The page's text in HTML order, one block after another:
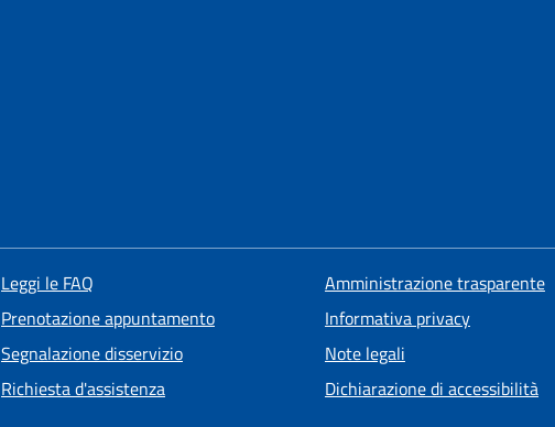
Leggi le FAQ
Prenotazione appuntamento
Segnalazione disservizio
Richiesta d'assistenza
Amministrazione trasparente
Informativa privacy
Note legali
Dichiarazione di accessibilità